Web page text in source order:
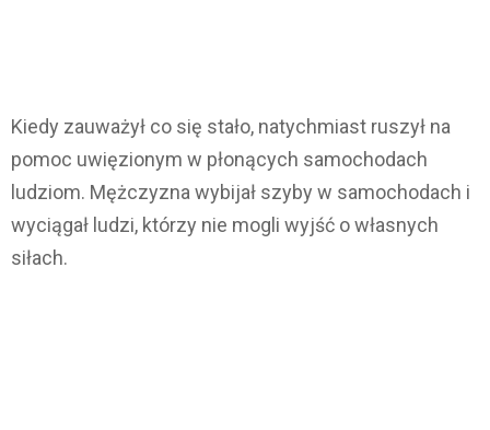
Kiedy zauważył co się stało, natychmiast ruszył na
pomoc uwięzionym w płonących samochodach
ludziom. Mężczyzna wybijał szyby w samochodach i
wyciągał ludzi, którzy nie mogli wyjść o własnych
siłach.